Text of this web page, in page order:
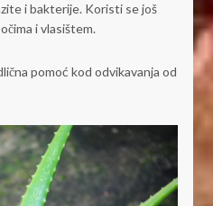
i bakterije. Koristi se još
i vlasištem.
pomoć kod odvikavanja od